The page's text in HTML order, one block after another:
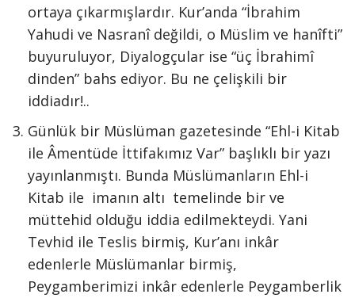
ortaya çıkarmışlardır. Kur’anda “İbrahim
Yahudi ve Nasranî değildi, o Müslim ve hanîfti”
buyuruluyor, Diyalogçular ise “üç İbrahimî
dinden” bahs ediyor. Bu ne çelişkili bir
iddiadır!..
Günlük bir Müslüman gazetesinde “Ehl-i Kitab
ile Âmentüde İttifakımız Var” başlıklı bir yazı
yayınlanmıştı. Bunda Müslümanların Ehl-i
Kitab ile imanın altı temelinde bir ve
müttehid olduğu iddia edilmekteydi. Yani
Tevhid ile Teslis birmiş, Kur’anı inkâr
edenlerle Müslümanlar birmiş,
Peygamberimizi inkâr edenlerle Peygamberlik